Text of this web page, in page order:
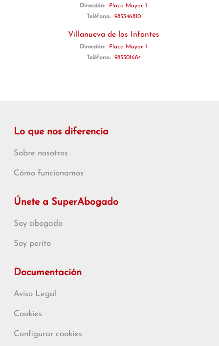
Dirección:
Plaza Mayor 1
Teléfono:
983546810
Villanueva de los Infantes
Dirección:
Plaza Mayor 1
Teléfono:
983501684
Lo que nos diferencia
Sobre nosotros
Cómo funcionamos
Únete a SuperAbogado
Soy abogado
Soy perito
Documentación
Aviso Legal
Cookies
Configurar cookies